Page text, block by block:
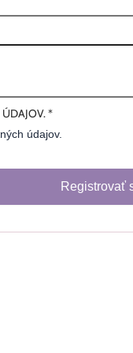
*
údajov.
Registrovať